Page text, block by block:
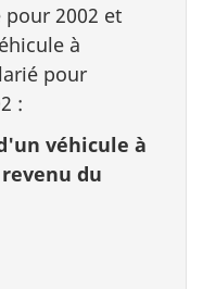
2002 et
à
pour
:
véhicule à
du